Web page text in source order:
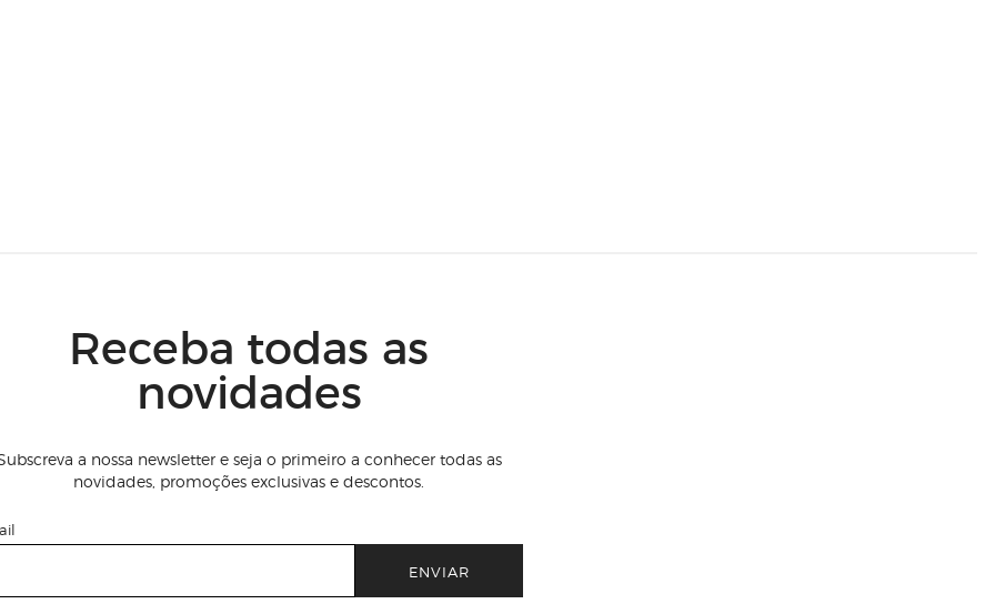
Receba todas as
novidades
a nossa newsletter e seja o primeiro a conhecer todas as
novidades, promoções exclusivas e descontos.
ENVIAR